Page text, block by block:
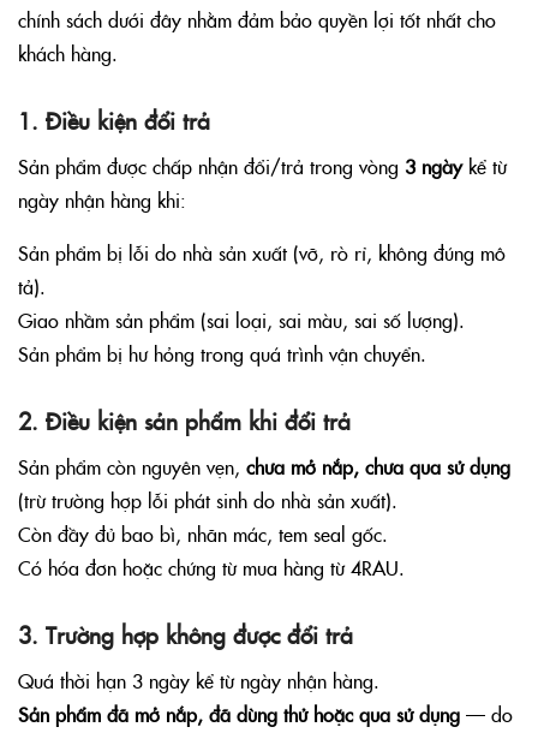
chính sách dưới đây nhằm đảm bảo quyền lợi tốt nhất cho
khách hàng.
1. Điều kiện đổi trả
Sản phẩm được chấp nhận đổi/trả trong vòng 3 ngàykể từ
ngày nhận hàng khi:
Sản phẩm bị lỗi do nhà sản xuất (vỡ, rò rỉ, không đúng mô
tả).
Giao nhầm sản phẩm (sai loại, sai màu, sai số lượng).
Sản phẩm bị hư hỏng trong quá trình vận chuyển.
2. Điều kiện sản phẩm khi đổi trả
Sản phẩm còn nguyên vẹn, chưa mở nắp, chưa qua sử dụng
(trừ trường hợp lỗi phát sinh do nhà sản xuất).
Còn đầy đủ bao bì, nhãn mác, tem seal gốc.
Có hóa đơn hoặc chứng từ mua hàng từ 4RAU.
3. Trường hợp không được đổi trả
Quá thời hạn 3 ngày kể từ ngày nhận hàng.
Sản phẩm đã mở nắp, đã dùng thử hoặc qua sử dụng — do